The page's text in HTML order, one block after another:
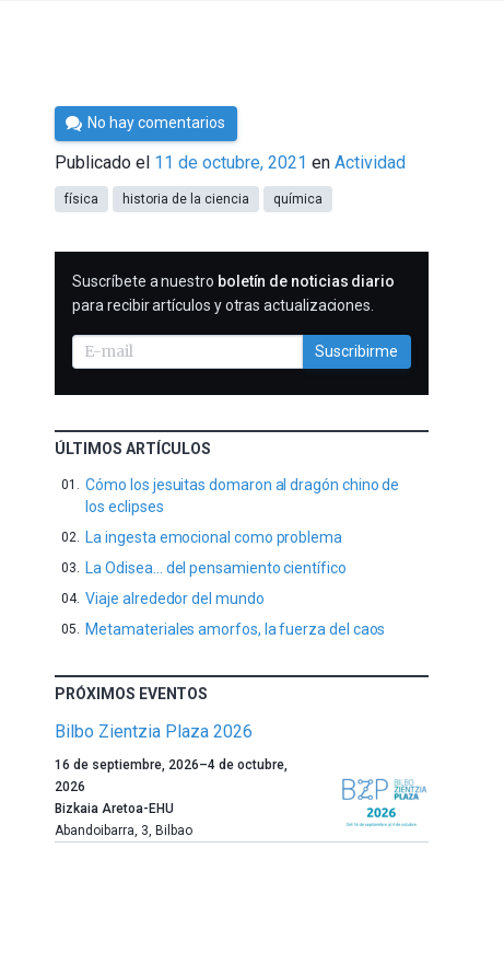
Por
César
Tomé
No hay comentarios
Publicado el 11 de octubre, 2021 enActividad
física historia de la ciencia química
SUSCRIBIRME
Suscríbete a nuestro boletín de noticias diario
para recibir artículos y otras actualizaciones.
Suscribirme
ÚLTIMOS ARTÍCULOS
Cómo los jesuitas domaron al dragón chino de
los eclipses
La ingesta emocional como problema
La Odisea… del pensamiento científico
Viaje alrededor del mundo
Metamateriales amorfos, la fuerza del caos
PRÓXIMOS EVENTOS
Bilbo Zientzia Plaza 2026
Un
año
más,
Bilbao
16 de septiembre, 2026–4 de octubre,
2026
Bizkaia Aretoa-EHU
Abandoibarra, 3, Bilbao